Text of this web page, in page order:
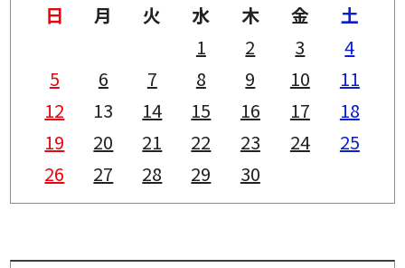
日 月 火 水 木 金
土
1
2 3
4
5
6 7 8 9 10
11
12
13 14 15 16 17
18
19
20 21 22 23 24
25
26
27 28 29 30